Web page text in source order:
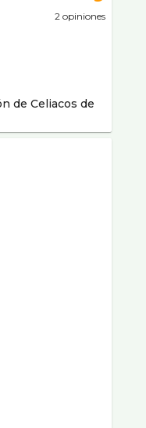
2 opiniones
de Celiacos de